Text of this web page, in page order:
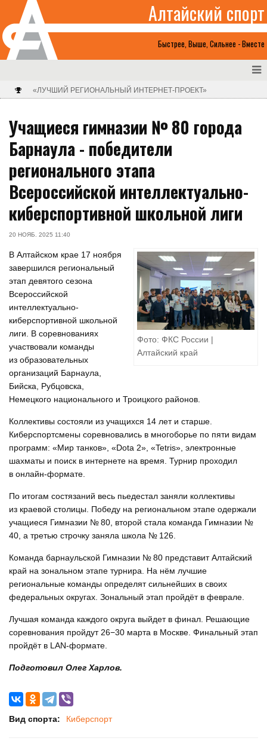
Быстрее, Выше, Сильнее - Вместе
Алтайский спорт
«ЛУЧШИЙ РЕГИОНАЛЬНЫЙ ИНТЕРНЕТ-ПРОЕКТ»
Учащиеся гимназии № 80 города
Барнаула - победители
регионального этапа
Всероссийской интеллектуально-
киберспортивной школьной лиги
20 НОЯБ. 2025 11:40
Фото: ФКС России |
Алтайский край
В Алтайском крае 17 ноября
завершился региональный
этап девятого сезона
Всероссийской
интеллектуально-
киберспортивной школьной
лиги. В соревнованиях
участвовали команды
из образовательных
организаций Барнаула,
Бийска, Рубцовска,
Немецкого национального и Троицкого районов.
Коллективы состояли из учащихся 14 лет и старше.
Киберспортсмены соревновались в многоборье по пяти видам
программ: «Мир танков», «Dota 2», «Tetris», электронные
шахматы и поиск в интернете на время. Турнир проходил
в онлайн-формате.
По итогам состязаний весь пьедестал заняли коллективы
из краевой столицы. Победу на региональном этапе одержали
учащиеся Гимназии № 80, второй стала команда Гимназии №
40, а третью строчку заняла школа № 126.
Команда барнаульской Гимназии № 80 представит Алтайский
край на зональном этапе турнира. На нём лучшие
региональные команды определят сильнейших в своих
федеральных округах. Зональный этап пройдёт в феврале.
Лучшая команда каждого округа выйдет в финал. Решающие
соревнования пройдут 26−30 марта в Москве. Финальный этап
пройдёт в LAN-формате.
Подготовил Олег Харлов.
Вид спорта: Киберспорт